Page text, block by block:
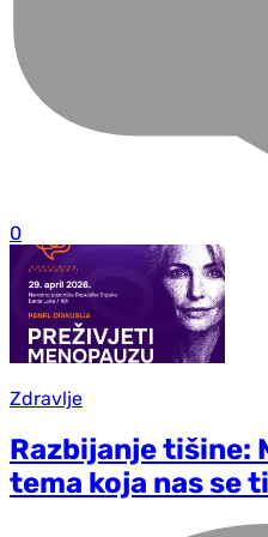
0
Zdravlje
Razbijanje tišine:
tema koja nas se